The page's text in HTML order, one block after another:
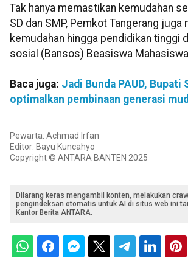
Tak hanya memastikan kemudahan
SD dan SMP, Pemkot Tangerang juga
kemudahan hingga pendidikan tinggi
sosial (Bansos) Beasiswa
Baca juga: Jadi Bunda PAUD, Bupati
optimalkan pembinaan generasi
Pewarta: Achmad Irfan
Editor: Bayu Kuncahyo
Copyright © ANTARA BANTEN 2025
Dilarang keras mengambil konten, melakukan
pengindeksan otomatis untuk AI di situs web ini
Kantor Berita ANTARA.